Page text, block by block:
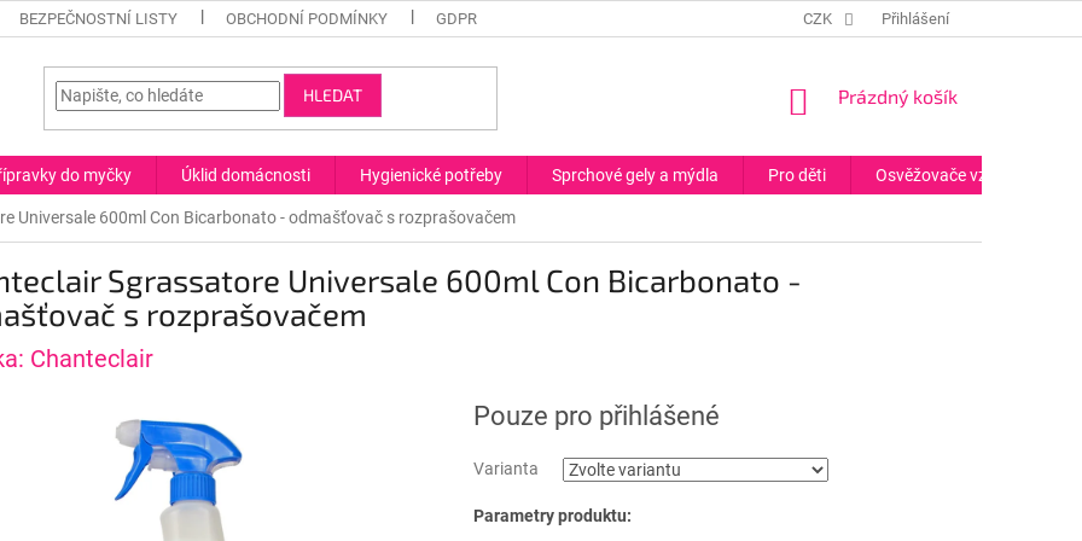
BEZPEČNOSTNÍ LISTY OBCHODNÍ PODMÍNKY GDPR CZK Přihlášení
HLEDAT
NÁKUPNÍ
Prázdný košík
do myčky Úklid domácnosti Hygienické potřeby Sprchové gely a mýdla Pro děti Osvěžovače vzduchu
Universale 600ml Con Bicarbonato - odmašťovač s rozprašovačem
Sgrassatore Universale 600ml Con Bicarbonato -
s rozprašovačem
Chanteclair
Pouze pro přihlášené
Varianta
Parametry produktu: